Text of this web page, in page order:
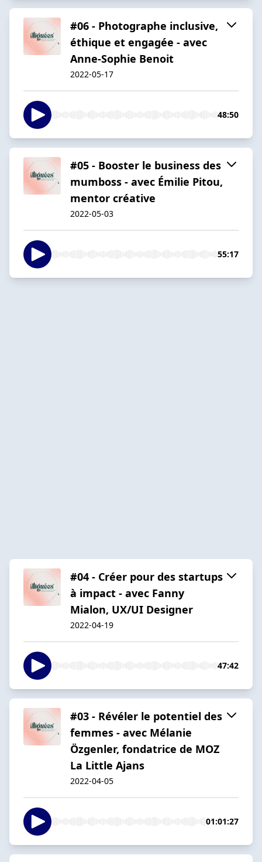
#06 - Photographe inclusive,
éthique et engagée - avec
Anne-Sophie Benoit
2022-05-17
48:50
#05 - Booster le business des
mumboss - avec Émilie Pitou,
mentor créative
2022-05-03
55:17
#04 - Créer pour des startups
à impact - avec Fanny
Mialon, UX/UI Designer
2022-04-19
47:42
#03 - Révéler le potentiel des
femmes - avec Mélanie
Özgenler, fondatrice de MOZ
La Little Ajans
2022-04-05
01:01:27